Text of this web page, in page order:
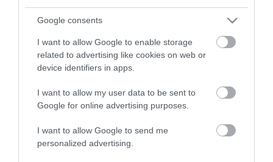
Google consents
I want to allow Google to enable storage
related to advertising like cookies on web or
device identifiers in apps.
I want to allow my user data to be sent to
Google for online advertising purposes.
I want to allow Google to send me
personalized advertising.
ma.hu legfrissebb hírei:
miatt most láthatóvá váltak a mederben rejtőző roncsok
Vitézy Dávid: háromszor annyian utaznak a komlói
vonalon, mint korábban a pótlóbuszokon
Vitézy Dávid: 2,3 milliárd forint került vissza az államhoz
egy útdíjrendszeres ügylet felülvizsgálata után
megállítsa a tüzet
Második világháborús MG-42 géppuskát emeltek ki a